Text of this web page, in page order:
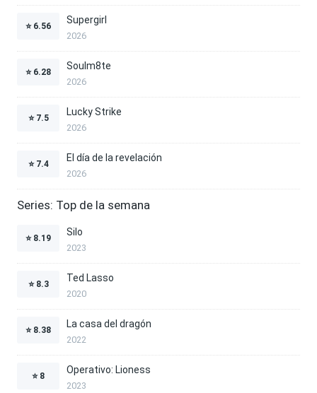
⭐ 6.56
Supergirl
2026
⭐ 6.28
Soulm8te
2026
⭐ 7.5
Lucky Strike
2026
⭐ 7.4
El día de la revelación
2026
Series: Top de la semana
⭐ 8.19
Silo
2023
⭐ 8.3
Ted Lasso
2020
⭐ 8.38
La casa del dragón
2022
⭐ 8
Operativo: Lioness
2023